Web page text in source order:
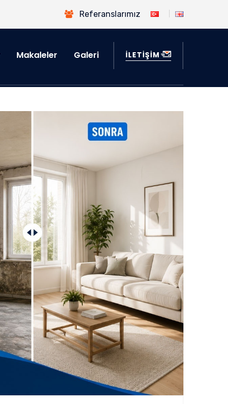
Referanslarımız
Makaleler Galeri İLETİŞİM